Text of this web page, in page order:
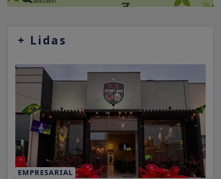
+ Lidas
EMPRESARIAL